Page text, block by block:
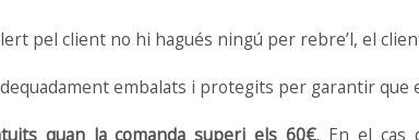
pel client no hi hagués ningú per rebre’l, el
embalats i protegits per garantir
quan la comanda superi els 60€. En el cas